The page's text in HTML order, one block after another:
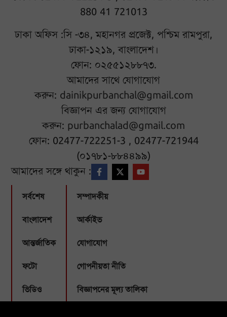
880 41 721013
ঢাকা অফিস :সি -৩৪, মহানগর প্রজেক্ট, পশ্চিম রামপুরা,
ঢাকা-১২১৯, বাংলাদেশ।
ফোন: ০২৫৫১২৮৮৭৩.
আমাদের সাথে যোগাযোগ
করুন: dainikpurbanchal@gmail.com
বিজ্ঞাপন এর জন্য যোগাযোগ
করুন: purbanchalad@gmail.com
ফোন: 02477-722251-3 , 02477-721944
(০১৭৮১-৮৮৪৪৯৯)
আমাদের সঙ্গে থাকুন :
সর্বশেষ
বাংলাদেশ
আন্তর্জাতিক
ফটো
ভিডিও
সম্পাদকীয়
আর্কাইভ
যোগাযোগ
গোপনীয়তা নীতি
বিজ্ঞাপনের মূল্য তালিকা